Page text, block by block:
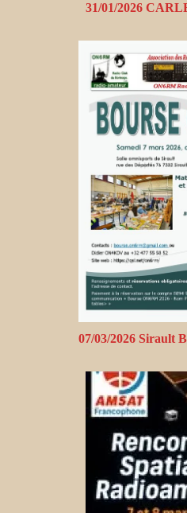
31/01/2026
07/03/2026 Sirault